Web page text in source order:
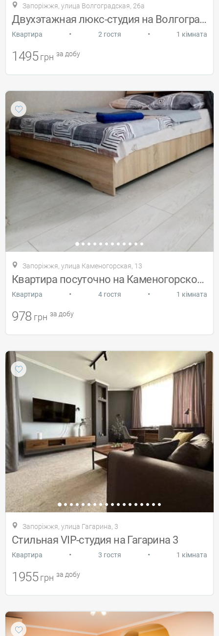
Запоріжжя, улица Волгоградская, 26а
Двухэтажная люкс-студия на Волгоградской
Квартира • 2 гостя • 1 кімната
1495 грн за добу
Запоріжжя, улица Каменогорская, 13
Квартира посуточно на Каменогорской 13
Квартира • 4 гостя • 1 кімната
978 грн за добу
Запоріжжя, улица Гагарина, 3
Стильная VIP-студия на Гагарина 3
Квартира • 3 гостя • 1 кімната
1955 грн за добу